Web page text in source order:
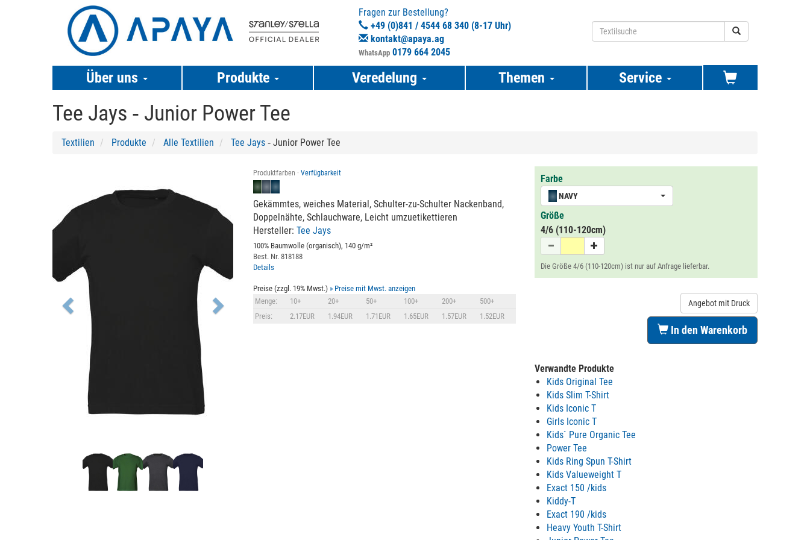
Fragen zur Bestellung?
+49 (0)841 / 4544 68 340 (8-17 Uhr)
kontakt@apaya.ag
WhatsApp 0179 664 2045
Über uns Produkte Veredelung Themen Service
Tee Jays ‐ Junior Power Tee
Textilien Produkte Alle Textilien Tee Jays ‐ Junior Power Tee
Produktfarben ·Verfügbarkeit
Gekämmtes, weiches Material, Schulter-zu-Schulter Nackenband,
Doppelnähte, Schlauchware, Leicht umzuetikettieren
Hersteller:Tee Jays
100% Baumwolle (organisch), 140 g/m²
Best. Nr. 818188
Details
Preise (zzgl. 19% Mwst.)» Preise mit Mwst. anzeigen
Menge:
10+ 20+ 50+ 100+ 200+
500+
Preis:
2.17EUR 1.94EUR 1.71EUR 1.65EUR 1.57EUR 1.52EUR
Farbe
NAVY
Größe
4/6 (110-120cm)
Die Größe 4/6 (110-120cm) ist nur auf Anfrage lieferbar.
Angebot mit Druck
In den Warenkorb
Verwandte Produkte
Kids Original Tee
Kids Slim T-Shirt
Kids Iconic T
Girls Iconic T
Kids` Pure Organic Tee
Power Tee
Kids Ring Spun T-Shirt
Kids Valueweight T
Exact 150 /kids
Kiddy-T
Exact 190 /kids
Heavy Youth T-Shirt